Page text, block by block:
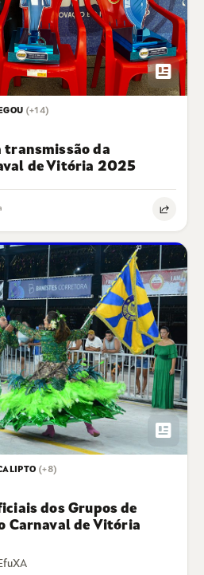
newsmode
(+14)
transmissão da
de Vitória 2025
newsmode
(+8)
dos Grupos de
Carnaval de Vitória